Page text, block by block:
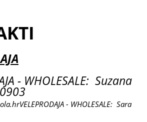
- WHOLESALE: Suzana
VELEPRODAJA - WHOLESALE: Sara